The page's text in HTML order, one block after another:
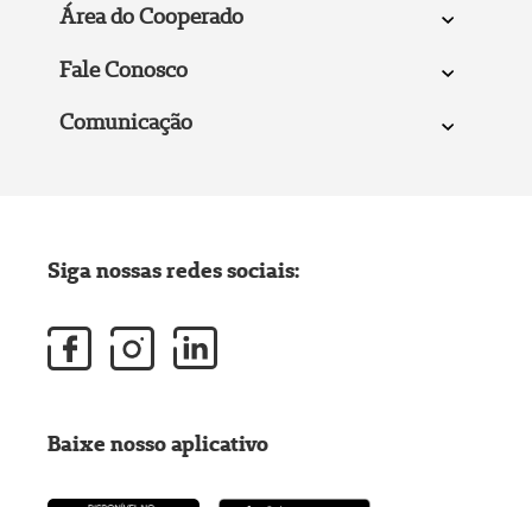
Área do Cooperado
Fale Conosco
Comunicação
Siga nossas redes sociais:
Baixe nosso aplicativo